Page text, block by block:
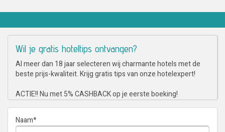
Wil je gratis hoteltips ontvangen?
Al meer dan 18 jaar selecteren wij charmante hotels met de
beste prijs-kwaliteit. Krijg gratis tips van onze hotelexpert!
ACTIE!! Nu met 5% CASHBACK op je eerste boeking!
Naam*